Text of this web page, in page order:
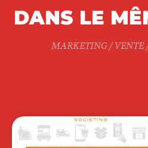
DANS LE
MARKETING / VENTE